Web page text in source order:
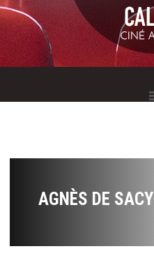
AGNÈS DE SACY